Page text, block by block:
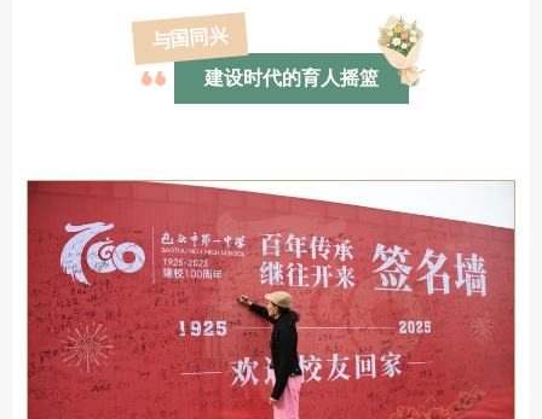
与国同兴
建设时代的育人摇篮